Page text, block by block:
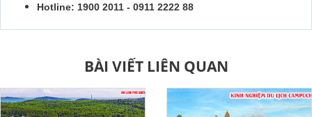
Hotline: 1900 2011 - 0911 2222 88
BÀI VIẾT LIÊN QUAN